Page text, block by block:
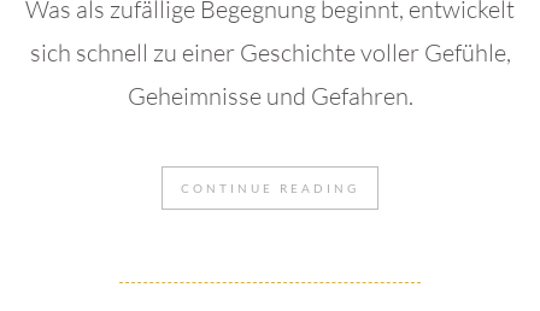
Was als zufällige Begegnung beginnt, entwickelt
sich schnell zu einer Geschichte voller Gefühle,
Geheimnisse und Gefahren.
CONTINUE READING